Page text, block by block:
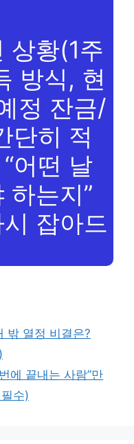
상황(1주
방식, 현
정 잔금/
단히 적
어떤 날
하는지”
잡아드
밖 열정 비결은?
에 끝내는 사람”만
수)